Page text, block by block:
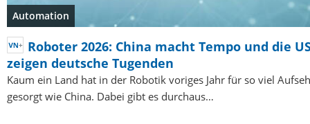
Automation
Roboter 2026: China macht Tempo und die
zeigen deutsche Tugenden
Kaum ein Land hat in der Robotik voriges Jahr für so viel
gesorgt wie China. Dabei gibt es durchaus…